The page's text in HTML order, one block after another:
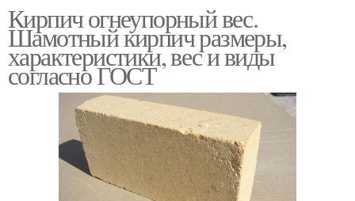
Кирпич огнеупорный вес.
Шамотный кирпич размеры,
характеристики, вес и виды
согласно ГОСТ